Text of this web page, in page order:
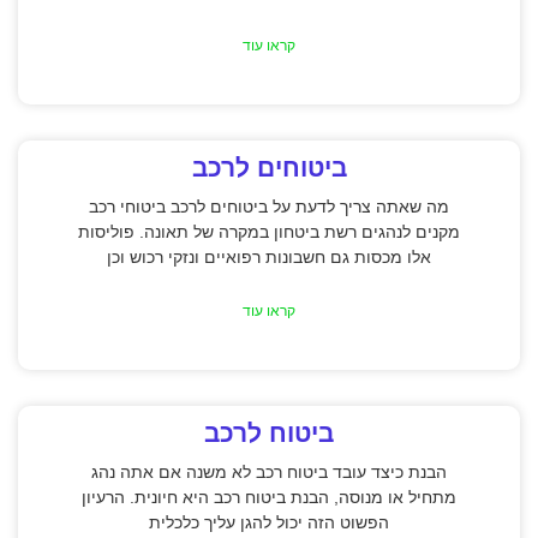
קראו עוד
ביטוחים לרכב
מה שאתה צריך לדעת על ביטוחים לרכב ביטוחי רכב
מקנים לנהגים רשת ביטחון במקרה של תאונה. פוליסות
אלו מכסות גם חשבונות רפואיים ונזקי רכוש וכן
קראו עוד
ביטוח לרכב
הבנת כיצד עובד ביטוח רכב לא משנה אם אתה נהג
מתחיל או מנוסה, הבנת ביטוח רכב היא חיונית. הרעיון
הפשוט הזה יכול להגן עליך כלכלית